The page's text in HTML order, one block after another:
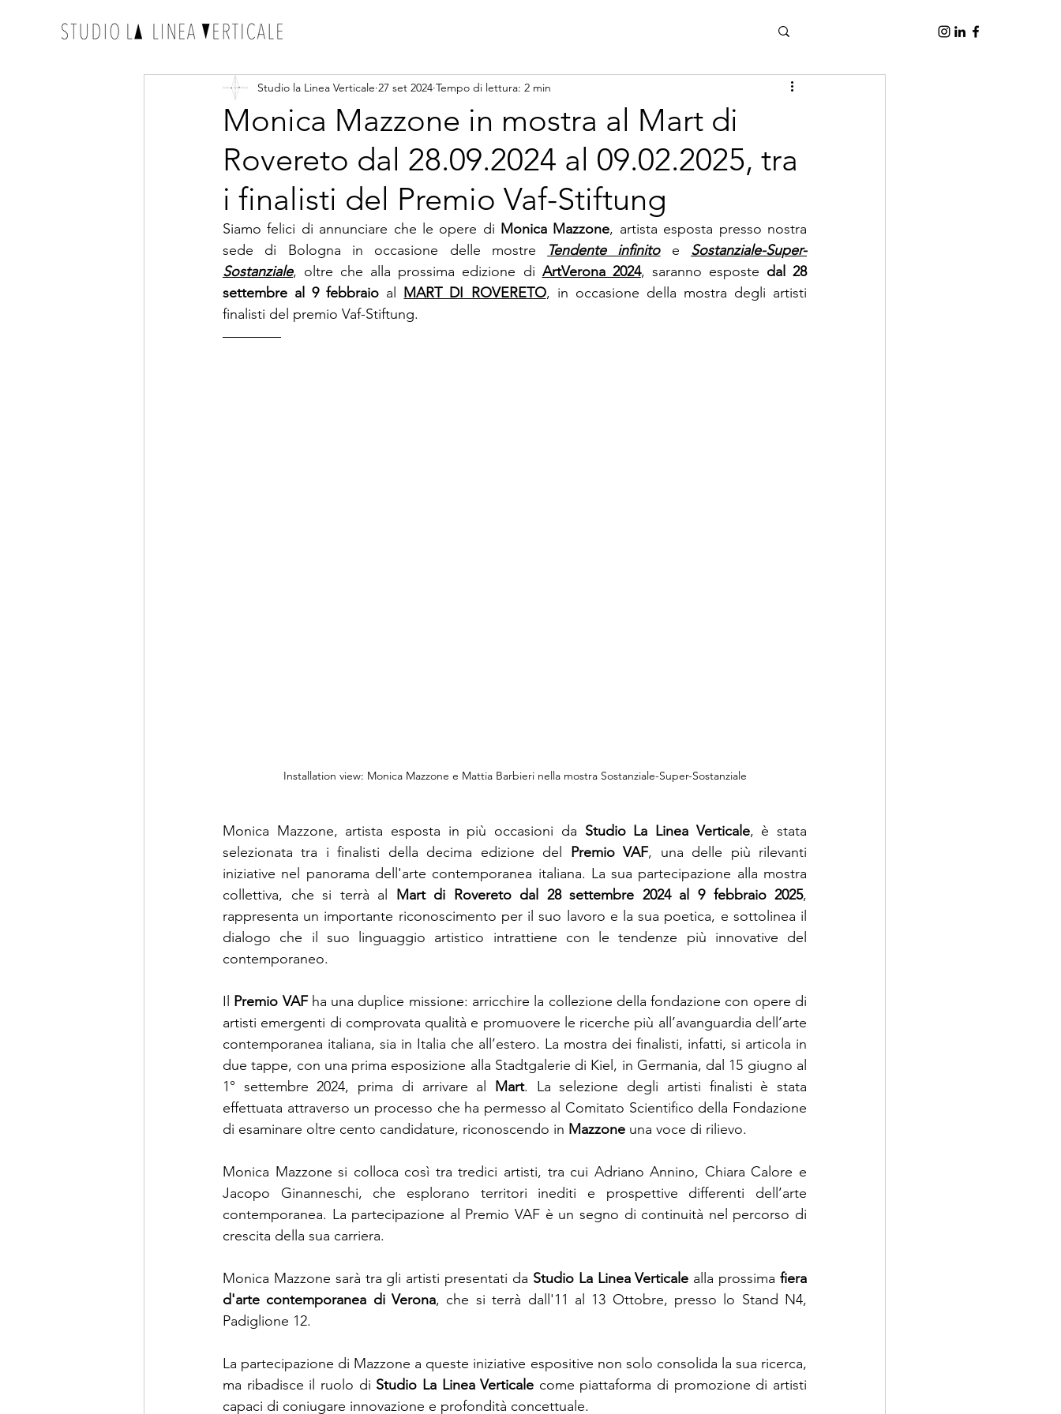
Monica Mazzone in mostra al Mart di
Rovereto dal 28.09.2024 al 09.02.2025, tra
i finalisti del Premio Vaf-Stiftung
Studio la Linea Verticale 27 set 2024 Tempo di lettura: 2 min
Siamo felici di annunciare che le opere di Monica Mazzone, artista esposta presso nostra
sede di Bologna in occasione delle mostre
Tendente infinito e Sostanziale-Super-
Sostanziale, oltre che alla prossima edizione di ArtVerona 2024, saranno esposte dal 28
settembre al 9 febbraio al MART DI ROVERETO, in occasione della mostra degli artisti
finalisti del premio Vaf-Stiftung.
Installation view: Monica Mazzone e Mattia Barbieri nella mostra Sostanziale-Super-Sostanziale
Monica Mazzone, artista esposta in più occasioni da Studio La Linea Verticale, è stata
selezionata tra i finalisti della decima edizione del
Premio VAF, una delle più rilevanti
iniziative nel panorama dell'arte contemporanea italiana. La sua partecipazione alla mostra
collettiva, che si terrà al Mart di Rovereto dal 28 settembre 2024 al 9 febbraio 2025,
rappresenta un importante riconoscimento per il suo lavoro e la sua poetica, e sottolinea il
dialogo che il suo linguaggio artistico intrattiene con le tendenze più innovative del
contemporaneo.
Il Premio VAF ha una duplice missione: arricchire la collezione della fondazione con opere di
artisti emergenti di comprovata qualità e promuovere le ricerche più all’avanguardia dell’arte
contemporanea italiana, sia in Italia che all’estero. La mostra dei finalisti, infatti, si articola in
due tappe, con una prima esposizione alla Stadtgalerie di Kiel, in Germania, dal 15 giugno al
1° settembre 2024, prima di arrivare al Mart. La selezione degli artisti finalisti è stata
effettuata attraverso un processo che ha permesso al Comitato Scientifico della Fondazione
di esaminare oltre cento candidature, riconoscendo in Mazzone una voce di rilievo.
Monica Mazzone si colloca così tra tredici artisti, tra cui Adriano Annino, Chiara Calore e
Jacopo Ginanneschi, che esplorano territori inediti e prospettive differenti dell’arte
contemporanea. La partecipazione al Premio VAF è un segno di continuità nel percorso di
crescita della sua carriera.
Monica Mazzone sarà tra gli artisti presentati da Studio La Linea Verticale alla prossima fiera
d'arte contemporanea di Verona, che si terrà dall'11 al 13 Ottobre, presso lo Stand N4,
Padiglione 12.
La partecipazione di Mazzone a queste iniziative espositive non solo consolida la sua ricerca,
ma ribadisce il ruolo di Studio La Linea Verticale come piattaforma di promozione di artisti
capaci di coniugare innovazione e profondità concettuale.